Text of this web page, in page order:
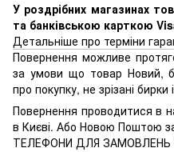
У роздрібних магазинах
та банківською карткою
Детальніше про терміни
Повернення можливе
за умови що товар Новий,
про покупку, не зрізані бирки
Повернення проводитися в
в Києві. Або Новою Поштою
ТЕЛЕФОНИ ДЛЯ ЗАМОВЛЕНЬ